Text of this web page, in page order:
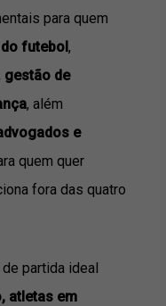
para quem
futebol,
gestão de
, além
e
quem quer
fora das quatro
partida ideal
atletas em